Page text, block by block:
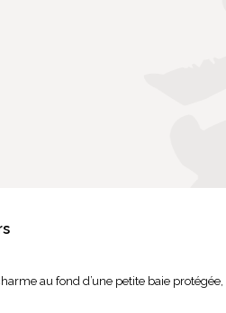
au fond d’une petite baie protégée,